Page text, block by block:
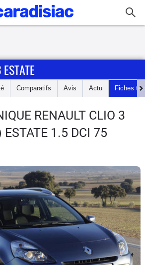
Comparatifs Avis Actu Fiches
RENAULT CLIO 3
ESTATE 1.5 DCI 75